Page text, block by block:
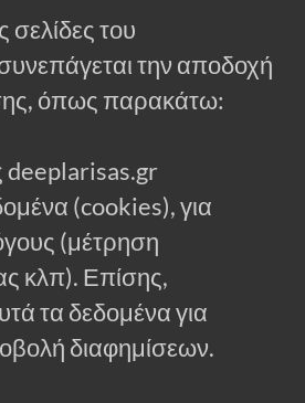
σελίδες του
την αποδοχή
όπως παρακάτω:
deeplarisas.gr
(cookies), για
(μέτρηση
κλπ). Επίσης,
τα δεδομένα για
διαφημίσεων.